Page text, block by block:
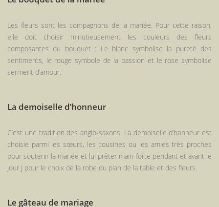
Les fleurs sont les compagnons de la mariée. Pour cette raison,
elle doit choisir minutieusement les couleurs des fleurs
composantes du bouquet : Le blanc symbolise la pureté des
sentiments, le rouge symbole de la passion et le rose symbolise
serment d’amour.
La demoiselle d’honneur
C’est une tradition des anglo-saxons. La demoiselle d’honneur est
choisie parmi les sœurs, les cousines ou les amies très proches
pour soutenir la mariée et lui prêter main-forte pendant et avant le
jour J pour le choix de la robe du plan de la table et des fleurs.
Le gâteau de mariage